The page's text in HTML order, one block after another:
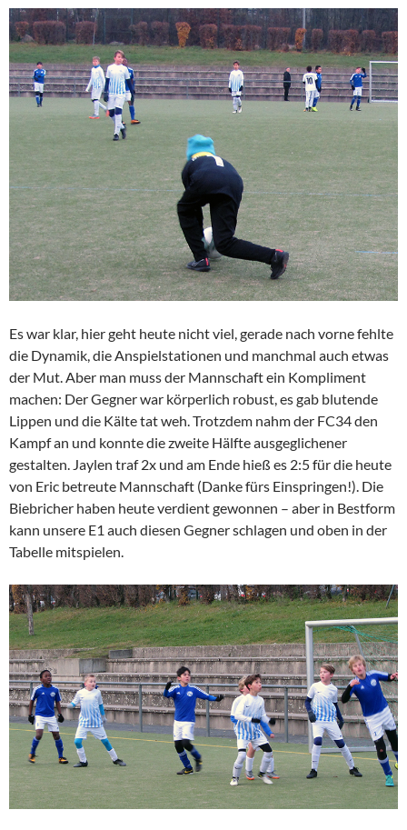
Es war klar, hier geht heute nicht viel, gerade nach vorne fehlte
die Dynamik, die Anspielstationen und manchmal auch etwas
der Mut. Aber man muss der Mannschaft ein Kompliment
machen: Der Gegner war körperlich robust, es gab blutende
Lippen und die Kälte tat weh. Trotzdem nahm der FC34 den
Kampf an und konnte die zweite Hälfte ausgeglichener
gestalten. Jaylen traf 2x und am Ende hieß es 2:5 für die heute
von Eric betreute Mannschaft (Danke fürs Einspringen!). Die
Biebricher haben heute verdient gewonnen – aber in Bestform
kann unsere E1 auch diesen Gegner schlagen und oben in der
Tabelle mitspielen.